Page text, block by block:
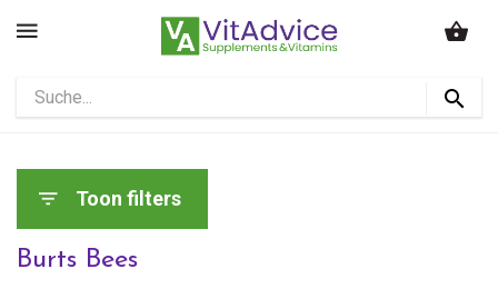
Toon filters
Burts Bees